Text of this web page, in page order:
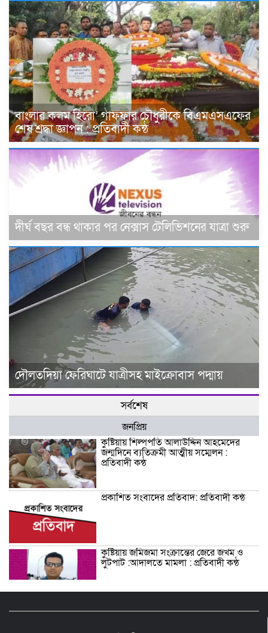
বাংলার কলম হিরো’ গাফফার চৌধুরীকে বিএমএসএফের
শেষ শ্রদ্ধা জ্ঞাপন : প্রতিবাদী কন্ঠ
দীর্ঘ বছর বন্ধ থাকার পর নেক্সাস টেলিভিশনের যাত্রা শুরু
দৌলতদিয়া ফেরিঘাটে যাত্রীসহ মাইক্রোবাস পদ্মায়
সর্বশেষ
জনপ্রিয়
কুষ্টিয়ায় শিল্পপতি আলাউদ্দিন আহমেদের
জন্মদিনে ব্যতিক্রমী আত্মীয় সম্মেলন :
প্রতিবাদী কন্ঠ
প্রকাশিত সংবাদের প্রতিবাদ: প্রতিবাদী কন্ঠ
কুষ্টিয়ায় জমিজমা সংক্রান্তের জেরে জখম ও
লুটপাট :আদালতে মামলা : প্রতিবাদী কন্ঠ
শিশু সন্তানকে আটকে বিদেশে পাচার বন্দে